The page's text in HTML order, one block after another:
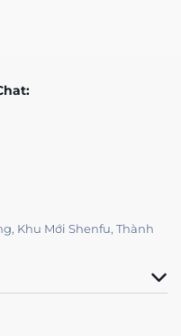
Khu Mới Shenfu, Thành